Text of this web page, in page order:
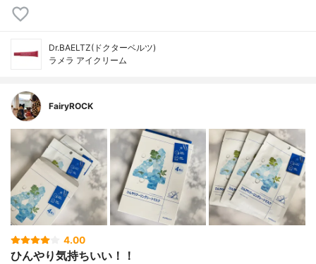
Dr.BAELTZ(ドクターベルツ)
ラメラ アイクリーム
FairyROCK
4.00
ひんやり気持ちいい！！